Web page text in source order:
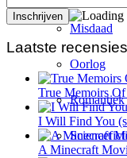
Misdaad
Oorlog
Romantiek
Laatste recensies
True Memoirs
I Will Find You
A Minecraft